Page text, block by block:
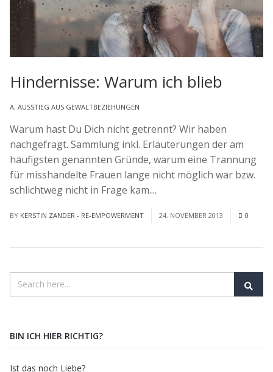
A, AUSSTIEG AUS GEWALTBEZIEHUNGEN
Hindernisse: Warum ich blieb
Warum hast Du Dich nicht getrennt? Wir haben
nachgefragt. Sammlung inkl. Erläuterungen der am
häufigsten genannten Gründe, warum eine Trannung
für misshandelte Frauen lange nicht möglich war bzw.
schlichtweg nicht in Frage kam....
BY KERSTIN ZANDER - RE-EMPOWERMENT 24. NOVEMBER 2013 0
BIN ICH HIER RICHTIG?
Ist das noch Liebe?